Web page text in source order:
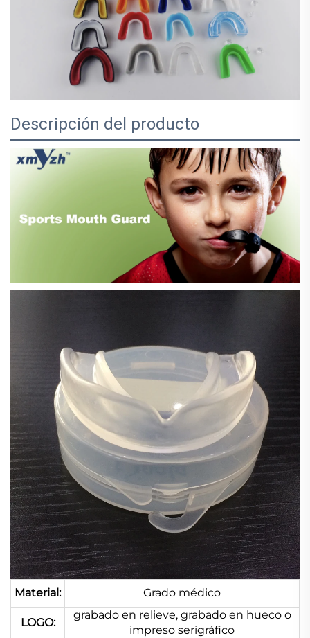
Descripción del producto
Material: Grado médico
LOGO:
grabado en relieve, grabado en hueco o
impreso serigráfico